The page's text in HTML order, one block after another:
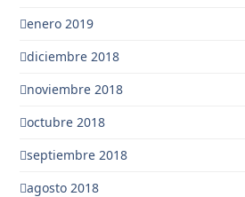
enero 2019
diciembre 2018
noviembre 2018
octubre 2018
septiembre 2018
agosto 2018